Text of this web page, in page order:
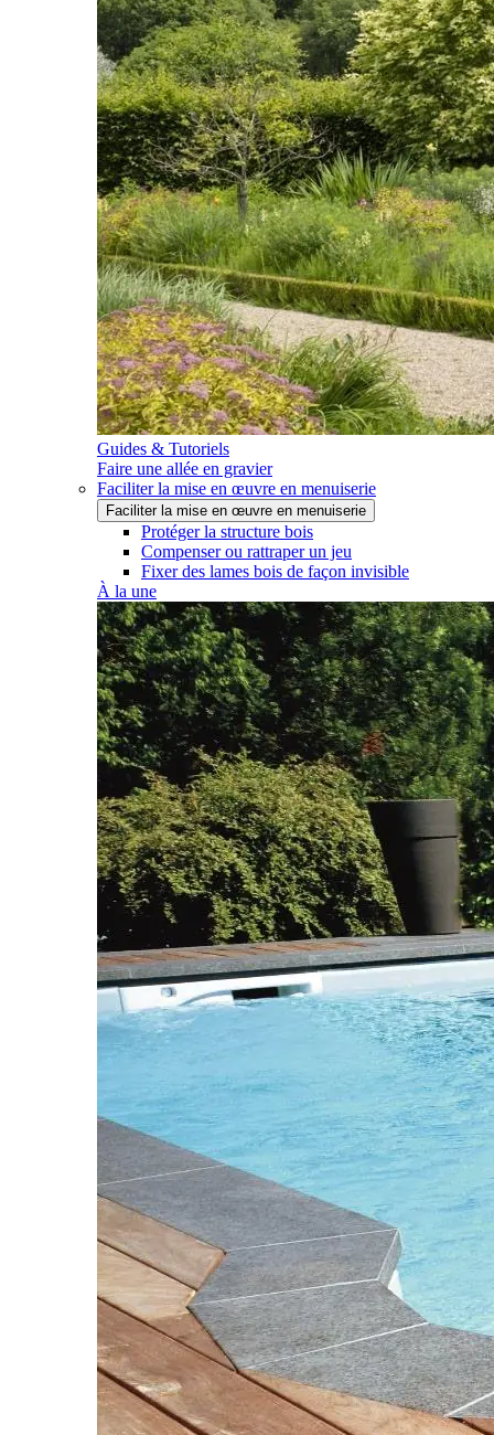
Guides & Tutoriels
Faire une allée en gravier
Faciliter la mise en œuvre en menuiserie
Faciliter la mise en œuvre en menuiserie
Protéger la structure bois
Compenser ou rattraper un jeu
Fixer des lames bois de façon invisible
À la une